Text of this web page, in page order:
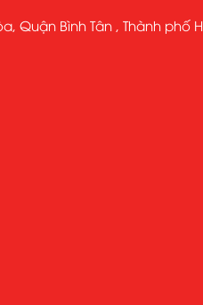
Quận Bình Tân , Thành phố